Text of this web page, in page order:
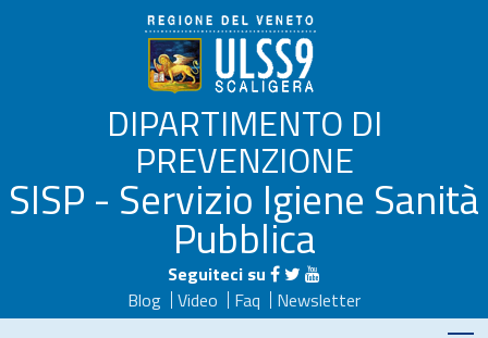
DIPARTIMENTO DI
PREVENZIONE
SISP - Servizio Igiene Sanità
Pubblica
Seguiteci su
Blog
Video Faq
Newsletter